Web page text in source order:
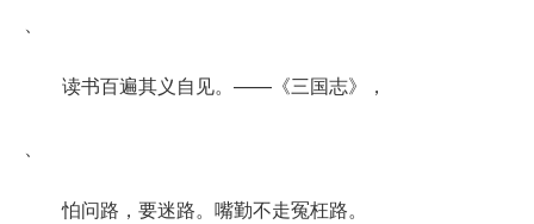
读书百遍其义自见。——《三国志》，
怕问路，要迷路。嘴勤不走冤枉路。